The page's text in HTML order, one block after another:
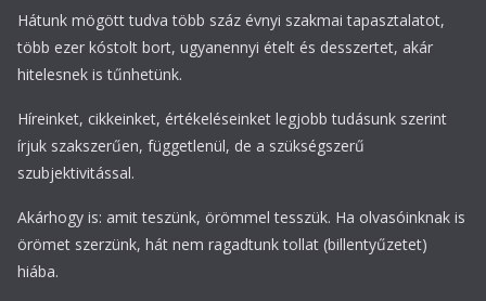
Hátunk mögött tudva több száz évnyi szakmai tapasztalatot,
több ezer kóstolt bort, ugyanennyi ételt és desszertet, akár
hitelesnek is tűnhetünk.
Híreinket, cikkeinket, értékeléseinket legjobb tudásunk szerint
írjuk szakszerűen, függetlenül, de a szükségszerű
szubjektivitással.
Akárhogy is: amit teszünk, örömmel tesszük. Ha olvasóinknak is
örömet szerzünk, hát nem ragadtunk tollat (billentyűzetet)
hiába.